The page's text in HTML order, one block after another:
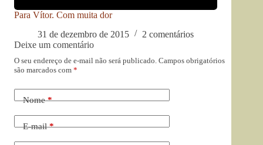
Para Vítor. Com muita dor
31 de dezembro de 2015
2 comentários
Deixe um comentário
O seu endereço de e-mail não será publicado. Campos obrigatórios
são marcados com *
Nome*
E-mail*